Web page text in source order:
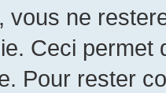
vous ne
Ceci permet
Pour rester